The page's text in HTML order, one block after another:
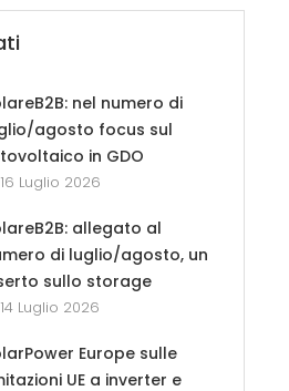
nel numero di
agosto focus sul
in GDO
16 Luglio 2026
allegato al
di luglio/agosto, un
sullo storage
14 Luglio 2026
Europe sulle
UE a inverter e